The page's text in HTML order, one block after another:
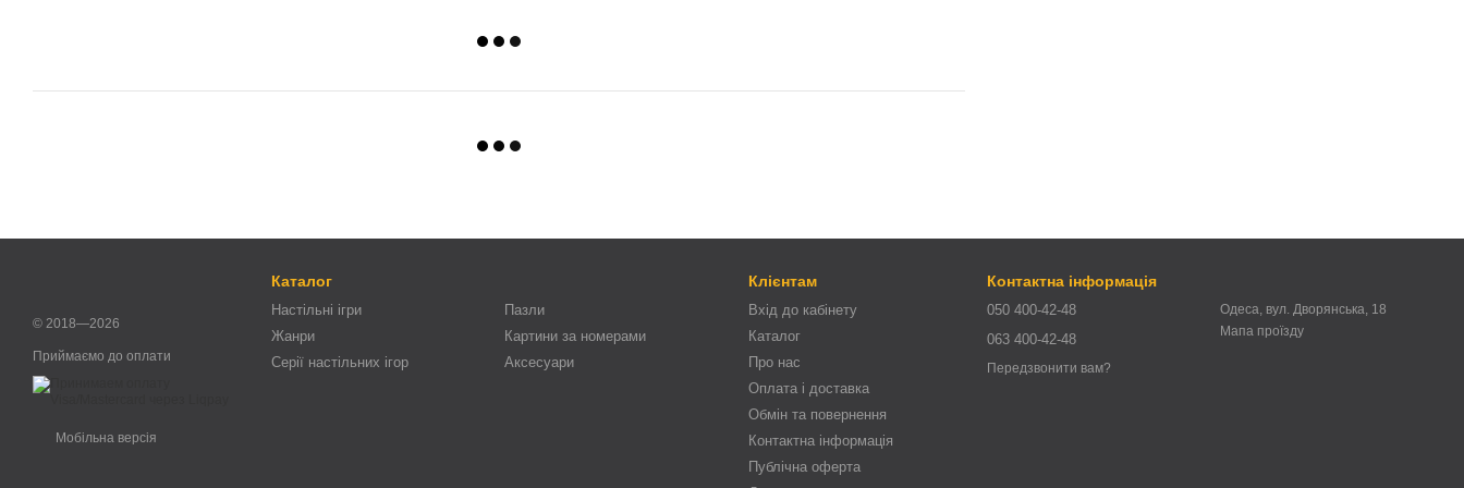
© 2018—2026
Приймаємо до оплати
Мобільна версія
Каталог
Настільні ігри
Жанри
Серії настільних ігор
Пазли
Картини за номерами
Аксесуари
Клієнтам
Вхід до кабінету
Каталог
Про нас
Оплата і доставка
Обмін та повернення
Контактна інформація
Публічна оферта
Контактна інформація
050 400-42-48
063 400-42-48
Передзвонити вам?
Одеса, вул. Дворянська, 18
Мапа проїзду